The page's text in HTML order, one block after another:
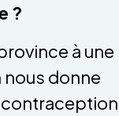
?
à une
donne